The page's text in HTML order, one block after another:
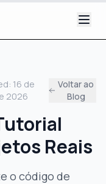
IA
16 de
2026
Voltar ao
Blog
Reais
o código de